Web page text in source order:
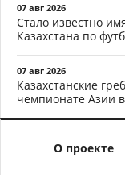
07 авг 2026
Стало известно
Казахстана по
07 авг 2026
Казахстанские
чемпионате Азии
О проекте